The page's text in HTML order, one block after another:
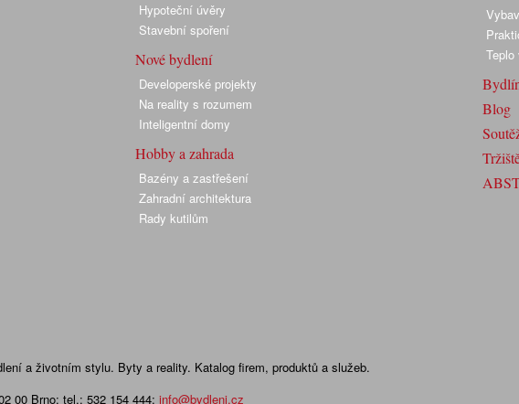
Hypoteční úvěry
Stavební spoření
Nové bydlení
Developerské projekty
Na reality s rozumem
Inteligentní domy
Hobby a zahrada
Bazény a zastřešení
Zahradní architektura
Rady kutilům
Teplo
Blog
a životním stylu. Byty a reality. Katalog firem, produktů a služeb.
00 Brno; tel.: 532 154 444; info@bydleni.cz